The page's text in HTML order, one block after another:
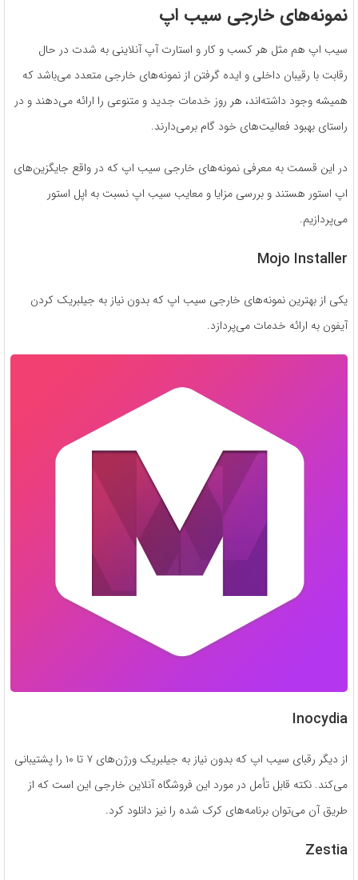
نمونه‌های خارجی سیب اپ
سیب اپ هم مثل هر کسب ‌و کار و استارت آپ آنلاینی به‌ شدت در حال
رقابت با رقیبان داخلی و ایده گرفتن از نمونه‌های خارجی متعدد می‌باشد که
همیشه وجود داشته‌اند، هر روز خدمات جدید و متنوعی را ارائه می‌دهند و در
راستای بهبود فعالیت‌های خود گام برمی‌دارند.
در این قسمت به معرفی نمونه‌های خارجی سیب اپ که در واقع جایگزین‌های
اپ استور هستند و بررسی مزایا و معایب سیب اپ نسبت به اپل استور
می‌پردازیم.
Mojo Installer
یکی از بهترین نمونه‌های خارجی سیب اپ که بدون نیاز به جیلبریک کردن
آیفون به ارائه خدمات می‌پردازد.
Inocydia
از دیگر رقبای سیب اپ که بدون نیاز به جیلبریک ورژن‌های ۷ تا ۱۰ را پشتیبانی
می‌کند. نکته قابل‌ تأمل در مورد این فروشگاه آنلاین خارجی این است که از
طریق آن می‌توان برنامه‌های کرک شده را نیز دانلود کرد.
Zestia